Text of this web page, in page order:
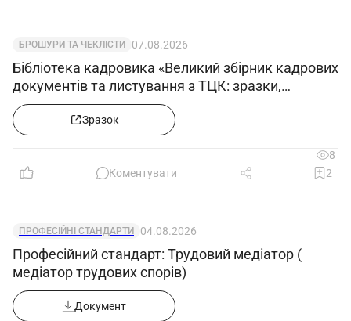
БРОШУРИ ТА ЧЕКЛІСТИ 07.08.2026
Бібліотека кадровика «Великий збірник кадрових
документів та листування з ТЦК: зразки,
примірні форми та супровідні листи»
Зразок
8
Коментувати
2
ПРОФЕСІЙНІ СТАНДАРТИ 04.08.2026
Професійний стандарт: Трудовий медіатор (
медіатор трудових спорів)
Документ